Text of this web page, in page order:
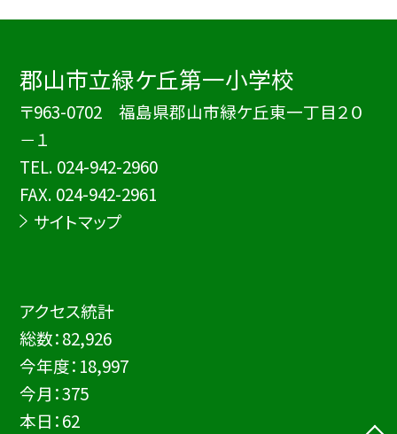
郡山市立緑ケ丘第一小学校
〒963-0702 福島県郡山市緑ケ丘東一丁目２０
－１
TEL. 024-942-2960
FAX. 024-942-2961
サイトマップ
アクセス統計
総数：82,926
今年度： 18,997
今月：375
本日：62